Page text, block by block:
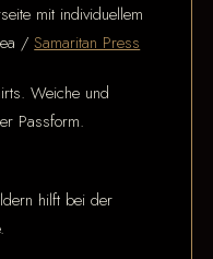
mit individuellem
/Samaritan Press
Weiche und
Passform.
hilft bei der